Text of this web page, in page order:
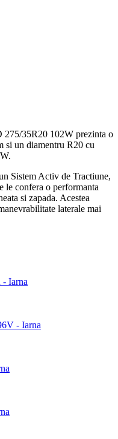
35R20 102W prezinta o
si un diamentru R20 cu
Sistem Activ de Tractiune,
le confera o performanta
si zapada. Acestea
laterale mai
Iarna
- Iarna